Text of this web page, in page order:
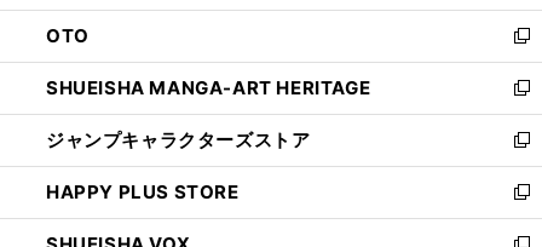
ウ
で
開
く
ン
ド
ウ
で
開
く
OTO
新
し
い
ウ
ィ
ン
ド
ウ
SHUEISHA MANGA-ART HERITAGE
新
し
い
ウ
ィ
ン
ジャンプキャラクターズストア
新
し
い
ウ
HAPPY PLUS STORE
新
し